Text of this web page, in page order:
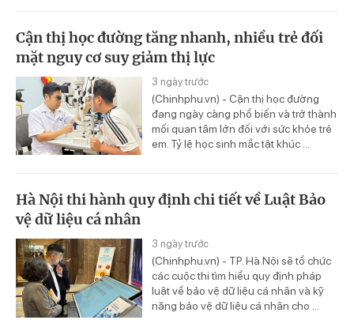
Cận thị học đường tăng nhanh, nhiều trẻ đối
mặt nguy cơ suy giảm thị lực
3 ngày trước
(Chinhphu.vn) - Cận thị học đường
đang ngày càng phổ biến và trở thành
mối quan tâm lớn đối với sức khỏe trẻ
em. Tỷ lệ học sinh mắc tật khúc ...
Hà Nội thi hành quy định chi tiết về Luật Bảo
vệ dữ liệu cá nhân
3 ngày trước
(Chinhphu.vn) - TP. Hà Nội sẽ tổ chức
các cuộc thi tìm hiểu quy định pháp
luật về bảo vệ dữ liệu cá nhân và kỹ
năng bảo vệ dữ liệu cá nhân cho ...